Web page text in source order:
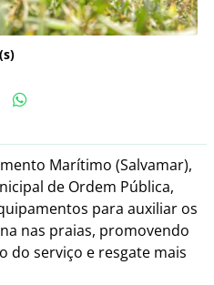
Marítimo (Salvamar),
de Ordem Pública,
para auxiliar os
nas praias, promovendo
do serviço e resgate mais